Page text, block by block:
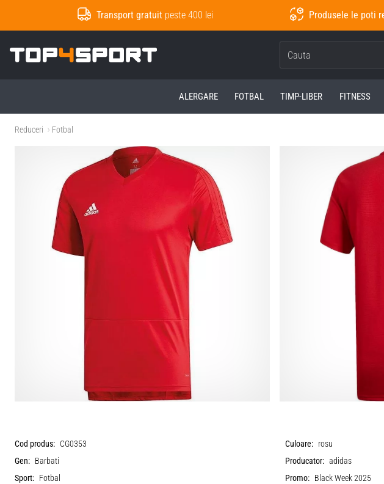
Transport gratuitpeste 400 lei Produsele le poti
Top4Sport.ro
ALERGARE FOTBAL TIMP-LIBER FITNESS
Reduceri Fotbal
Cod produs: CG0353 Culoare: rosu
Gen: Barbati Producator: adidas
Sport: Fotbal Promo: Black Week 2025